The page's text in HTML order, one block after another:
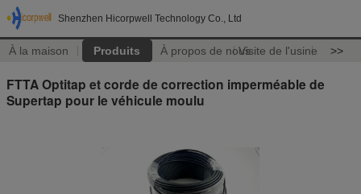
Shenzhen Hicorpwell Technology Co., Ltd
À la maison Produits À propos de nousVisite de l'usine >>
FTTA Optitap et corde de correction imperméable de
Supertap pour le véhicule moulu